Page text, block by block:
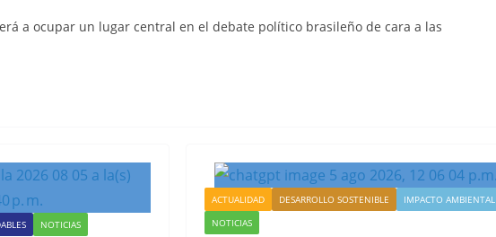
a ocupar un lugar central en el debate político brasileño de cara a las
NOTICIAS
ACTUALIDAD DESARROLLO SOSTENIBLE
IMPACTO AMBIENTAL
NOTICIAS